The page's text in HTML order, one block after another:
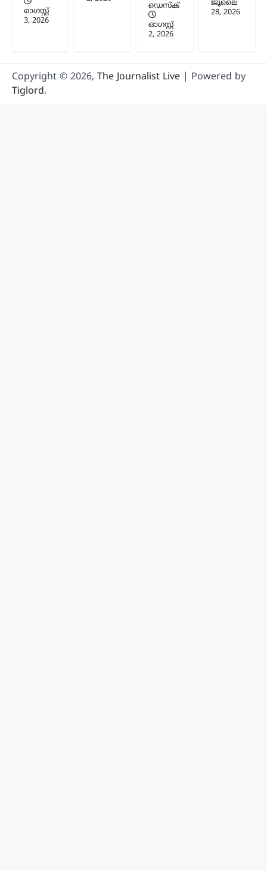
ഓഗസ്റ്റ്‌
3, 2026
ഡെസ്ക്
ഓഗസ്റ്റ്‌
2, 2026
ജൂലൈ
28, 2026
Copyright © 2026, The Journalist Live | Powered by
Tiglord.